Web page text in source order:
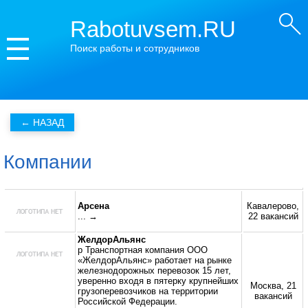
Rabotuvsem.RU
Поиск работы и сотрудников
Компании
Арсена
... →
Кавалерово,
22 вакансий
ЖелдорАльянс
p Транспортная компания ООО
«ЖелдорАльянс» работает на рынке
железнодорожных перевозок 15 лет,
уверенно входя в пятерку крупнейших
грузоперевозчиков на территории
Российской Федерации.
Москва, 21
вакансий